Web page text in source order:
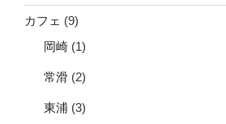
カフェ (9)
岡崎 (1)
常滑 (2)
東浦 (3)